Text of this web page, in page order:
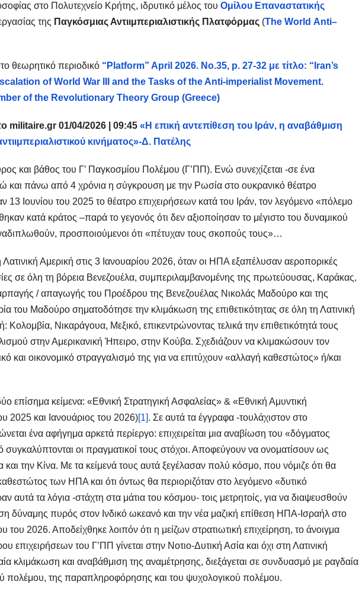
στο Πολυτεχνείο Κρήτης, ιδρυτικό μέλος του Ομίλου Επαναστατικής
της Παγκόσμιας Αντιιμπεριαλιστικής Πλατφόρμας (The World Anti–
θεωρητικό περιοδικό “Platform” April 2026. No.35, p. 27-32 με τίτλο: “Iran’s
of World War III and the Tasks of the Anti-imperialist Movement.
of the Revolutionary Theory Group (Greece)
militaire.gr 01/04/2026 | 09:45 «Η επική αντεπίθεση του Ιράν, η αναβάθμιση
κινήματος»-Δ. Πατέλης
και βάθος του Γ’ Παγκοσμίου Πολέμου (Γ’ΠΠ). Ενώ συνεχίζεται -σε ένα
και πάνω από 4 χρόνια η σύγκρουση με την Ρωσία στο ουκρανικό θέατρο
13 Ιουνίου του 2025 το θέατρο επιχειρήσεων κατά του Ιράν, τον λεγόμενο «πόλεμο
κατά κράτος –παρά το γεγονός ότι δεν αξιοποίησαν το μέγιστο του δυναμικού
προσποιούμενοι ότι «πέτυχαν τους σκοπούς τους»…
Αμερική στις 3 Ιανουαρίου 2026, όταν οι ΗΠΑ εξαπέλυσαν αεροπορικές
σε όλη τη βόρεια Βενεζουέλα, συμπεριλαμβανομένης της πρωτεύουσας, Καράκας,
/ απαγωγής του Προέδρου της Βενεζουέλας Νικολάς Μαδούρο και της
του Μαδούρο σηματοδότησε την κλιμάκωση της επιθετικότητας σε όλη τη Λατινική
Νικαράγουα, Μεξικό, επικεντρώνοντας τελικά την επιθετικότητά τους
στην Αμερικανική Ήπειρο, στην Κούβα. Σχεδιάζουν να κλιμακώσουν τον
και οικονομικό στραγγαλισμό της για να επιτύχουν «αλλαγή καθεστώτος» ή/και
επίσημα κείμενα: «Εθνική Στρατηγική Ασφαλείας» & «Εθνική Αμυντική
2025 και Ιανουάριος του 2026)[1]. Σε αυτά τα έγγραφα -τουλάχιστον στο
ένα αφήγημα αρκετά περίεργο: επιχειρείται μια αναβίωση του «δόγματος
οι πραγματικοί τους στόχοι. Αποφεύγουν να ονοματίσουν ως
την Κίνα. Με τα κείμενά τους αυτά ξεγέλασαν πολύ κόσμο, που νόμιζε ότι θα
των ΗΠΑ και ότι όντως θα περιοριζόταν στο λεγόμενο «δυτικό
αυτά τα λόγια -στάχτη στα μάτια του κόσμου- τοις μετρητοίς, για να διαψευσθούν
δύναμης πυρός στον Ινδικό ωκεανό και την νέα μαζική επίθεση ΗΠΑ-Ισραήλ στο
του 2026. Αποδείχθηκε λοιπόν ότι η μείζων στρατιωτική επιχείρηση, το άνοιγμα
επιχειρήσεων του Γ’ΠΠ γίνεται στην Νοτιο-Δυτική Ασία και όχι στη Λατινική
κλιμάκωση και αναβάθμιση της αναμέτρησης, διεξάγεται σε συνδυασμό με ραγδαία
πολέμου, της παραπληροφόρησης και του ψυχολογικού πολέμου.